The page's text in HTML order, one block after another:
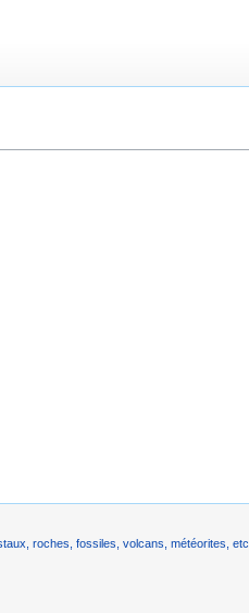
roches, fossiles, volcans, météorites, etc.